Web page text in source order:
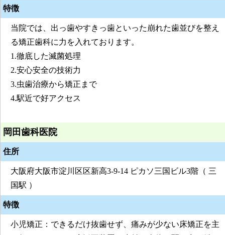
特徴
当院では、出っ歯やすきっ歯といった崩れた歯並びを整え
る矯正歯科に力を入れております。
1.徹底した滅菌処理
2.安心安全の技術力
3.虫歯治療から矯正まで
4.駅近で好アクセス
岡田歯科医院
住所
大阪府大阪市淀川区区新高3-9-14 ピカソ三国ビル3階（ 三
国駅 ）
特徴
小児矯正：できるだけ抜歯せず、痛みが少ない床矯正を主